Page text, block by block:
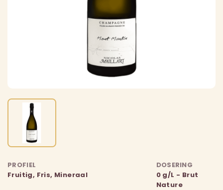
PROFIEL
Fruitig, Fris, Mineraal
DOSERING
0 g/L - Brut
Nature